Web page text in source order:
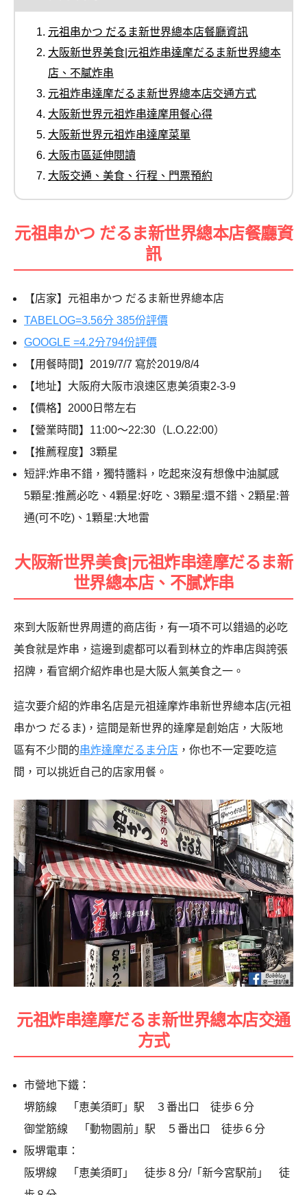
元祖串かつ だるま新世界總本店餐廳資訊
大阪新世界美食|元祖炸串達摩だるま新世界總本
店、不膩炸串
元祖炸串達摩だるま新世界總本店交通方式
大阪新世界元祖炸串達摩用餐心得
大阪新世界元祖炸串達摩菜單
大阪市區延伸閱讀
大阪交通、美食、行程、門票預約
元祖串かつ だるま新世界總本店餐廳資
訊
【店家】元祖串かつ だるま新世界總本店
TABELOG=3.56分 385份評價
GOOGLE =4.2分794份評價
【用餐時間】2019/7/7 寫於2019/8/4
【地址】大阪府大阪市浪速区恵美須東2-3-9
【價格】2000日幣左右
【營業時間】11:00～22:30（L.O.22:00）
【推薦程度】3顆星
短評:炸串不錯，獨特醬料，吃起來沒有想像中油膩感
5顆星:推薦必吃、4顆星:好吃、3顆星:還不錯、2顆星:普
通(可不吃)、1顆星:大地雷
大阪新世界美食|元祖炸串達摩だるま新
世界總本店、不膩炸串
來到大阪新世界周遭的商店街，有一項不可以錯過的必吃
美食就是炸串，這邊到處都可以看到林立的炸串店與誇張
招牌，看官網介紹炸串也是大阪人氣美食之一。
這次要介紹的炸串名店是元祖達摩炸串新世界總本店(元祖
串かつ だるま)，這間是新世界的達摩是創始店，大阪地
區有不少間的串炸達摩だるま分店 ，你也不一定要吃這
間，可以挑近自己的店家用餐。
元祖炸串達摩だるま新世界總本店交通
方式
市營地下鐵：
堺筋線 「恵美須町」駅 ３番出口 徒歩６分
御堂筋線 「動物園前」駅 ５番出口 徒歩６分
阪堺電車：
阪堺線 「恵美須町」 徒歩８分/「新今宮駅前」 徒